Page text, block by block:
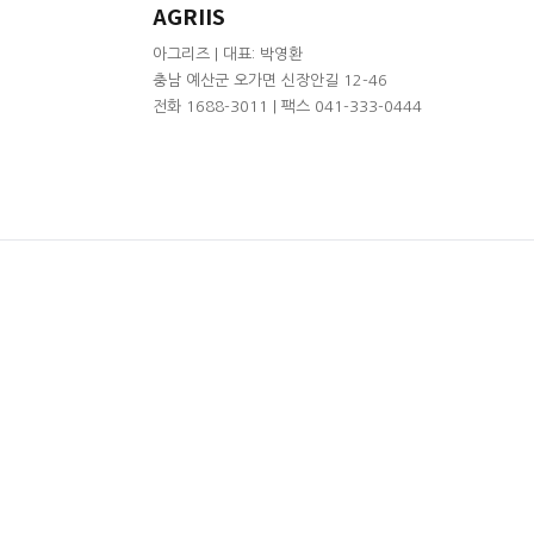
AGRIIS
아그리즈 | 대표: 박영환
충남 예산군 오가면 신장안길 12-46
전화 1688-3011 | 팩스 041-333-0444